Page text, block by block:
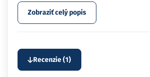
Zobraziť celý popis
Recenzie (1)